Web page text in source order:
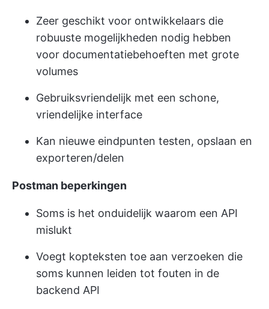
Zeer geschikt voor ontwikkelaars die
robuuste mogelijkheden nodig hebben
voor documentatiebehoeften met grote
volumes
Gebruiksvriendelijk met een schone,
vriendelijke interface
Kan nieuwe eindpunten testen, opslaan en
exporteren/delen
Postman beperkingen
Soms is het onduidelijk waarom een API
mislukt
Voegt kopteksten toe aan verzoeken die
soms kunnen leiden tot fouten in de
backend API